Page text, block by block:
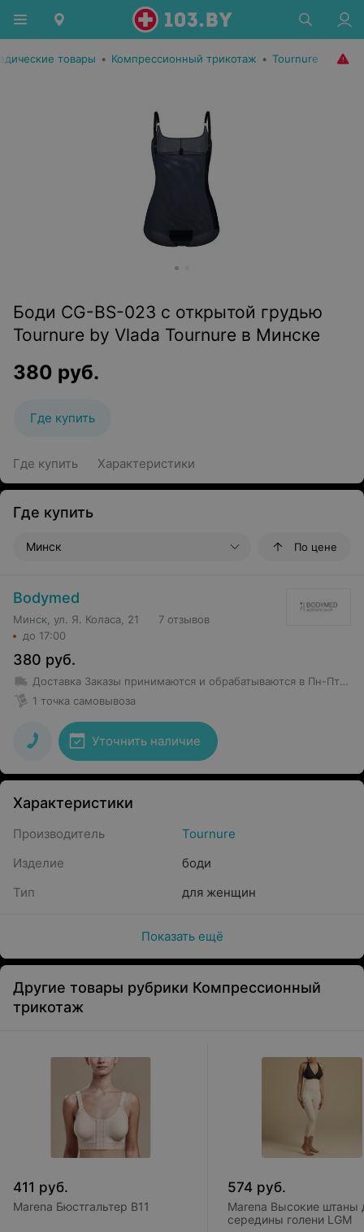
товары • Компрессионный трикотаж • Tournure
Боди CG-BS-023 с открытой грудью
Tournure by Vlada Tournure в Минске
380 руб.
Где купить
Где купить Характеристики
Где купить
Минск По цене
Bodymed
Минск, ул. Я. Коласа, 21
до 17:00
7 отзывов
380 руб.
Доставка Заказы принимаются и обрабатываются в Пн-Пт 09:00-17:00 Доставка заказов: Пн-Пт 09:00-17:00, Сб, Вс: выходной. Доставляются все заказы на следующий рабочий день. Заказы, принятые в субботу и воскресенье, доставляются в понедельник. Доставка товара по РБ бесплатно при заказе свыше 160 руб.
1 точка самовывоза
Уточнить наличие
Характеристики
Производитель
Tournure
Изделие
боди
Тип
для женщин
Показать ещё
Другие товары рубрики Компрессионный
трикотаж
411 руб.
Marena Бюстгальтер B11
574 руб.
Marena Высокие штаны
середины голени LGM